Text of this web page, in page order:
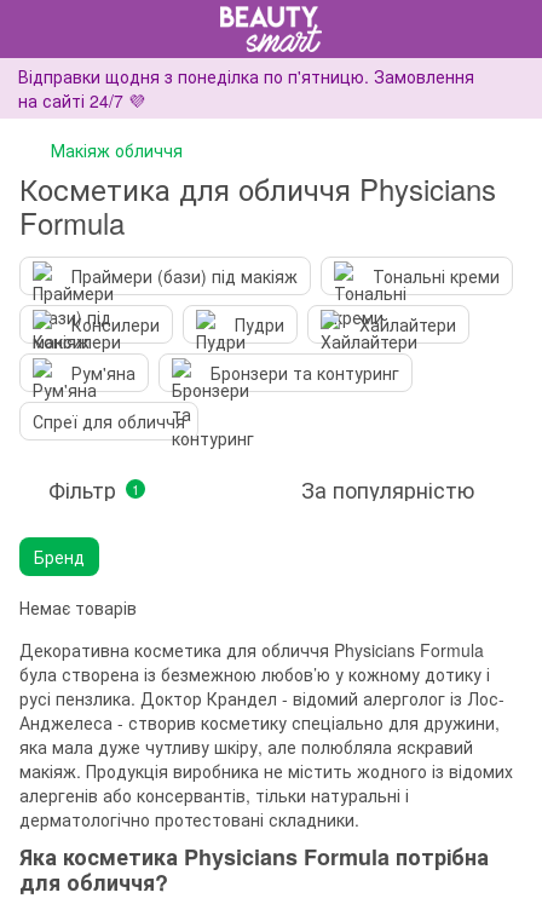
Відправки щодня з понеділка по п'ятницю. Замовлення
на сайті 24/7 💜
Макіяж обличчя
Косметика для обличчя Physicians
Formula
Праймери (бази) під макіяж
Тональні креми
Консилери
Пудри
Хайлайтери
Рум'яна
Бронзери та контуринг
Спреї для обличчя
Фільтр 1 За популярністю
Бренд
Немає товарів
Декоративна косметика для обличчя Physicians Formula
була створена із безмежною любов’ю у кожному дотику і
русі пензлика. Доктор Крандел - відомий алерголог із Лос-
Анджелеса - створив косметику спеціально для дружини,
яка мала дуже чутливу шкіру, але полюбляла яскравий
макіяж. Продукція виробника не містить жодного із відомих
алергенів або консервантів, тільки натуральні і
дерматологічно протестовані складники.
Яка косметика Physicians Formula потрібна
для обличчя?